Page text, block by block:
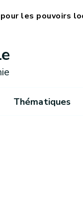
les pouvoirs
Thématiques